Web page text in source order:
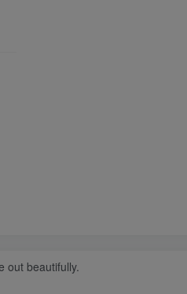
out beautifully.